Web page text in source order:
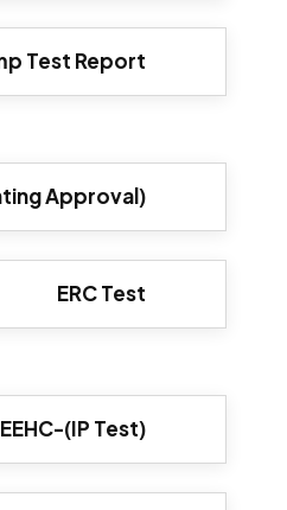
Test Report
Approval)
ERC Test
EEHC-(IP Test)